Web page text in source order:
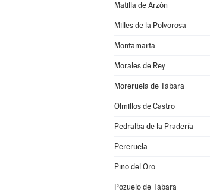
Matilla de Arzón
Milles de la Polvorosa
Montamarta
Morales de Rey
Moreruela de Tábara
Olmillos de Castro
Pedralba de la Pradería
Pereruela
Pino del Oro
Pozuelo de Tábara